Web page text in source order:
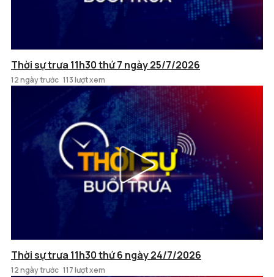
Thời sự trưa 11h30 thứ 7 ngày 25/7/2026
12 ngày trước 113 lượt xem
Thời sự trưa 11h30 thứ 6 ngày 24/7/2026
12 ngày trước 117 lượt xem